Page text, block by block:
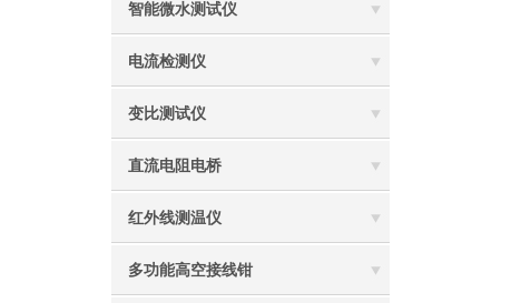
智能微水测试仪
电流检测仪
变比测试仪
直流电阻电桥
红外线测温仪
多功能高空接线钳